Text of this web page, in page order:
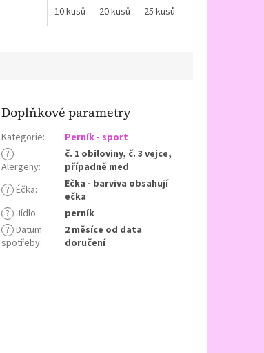
10 kusů 20 kusů 25 kusů
Doplňkové parametry
Kategorie:
Perník - sport
?
Alergeny:
č. 1 obiloviny, č. 3 vejce,
případně med
? Éčka:
Ečka - barviva obsahují
ečka
? Jídlo:
perník
? Datum
spotřeby:
2 měsíce od data
doručení